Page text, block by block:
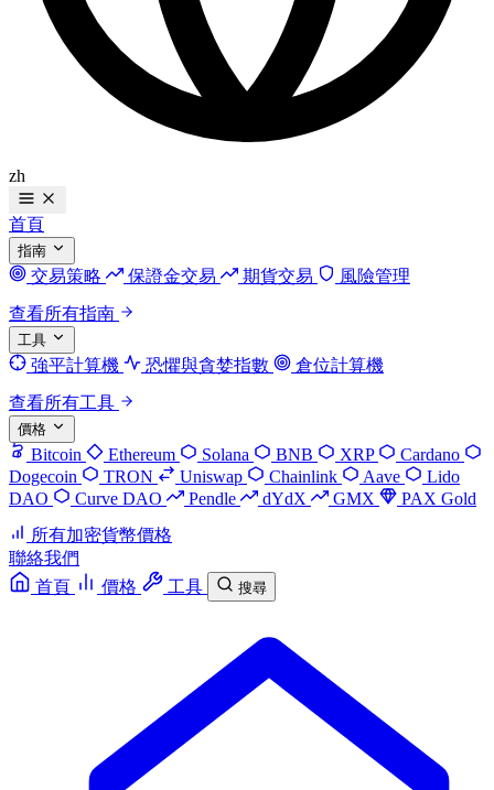
zh
首頁
指南
交易策略 保證金交易 期貨交易
風險管理
查看所有指南
工具
強平計算機 恐懼與貪婪指數
倉位計算機
查看所有工具
價格
Bitcoin Ethereum Solana BNB XRP
Cardano
Dogecoin
TRON Uniswap Chainlink Aave
Lido
DAO
Curve DAO Pendle dYdX GMX
PAX Gold
所有加密貨幣價格
聯絡我們
首頁
價格 工具 搜尋